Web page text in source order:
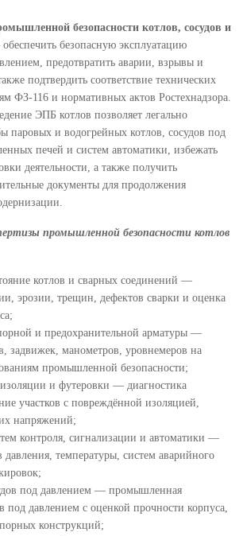
безопасности котлов, сосудов и
безопасную эксплуатацию
предотвратить аварии, взрывы и
подтвердить соответствие технических
ФЗ-116 и нормативных актов Ростехнадзора.
ЭПБ котлов позволяет легально
паровых и водогрейных котлов, сосудов под
печей и систем автоматики, избежать
деятельности, а также получить
документы для продолжения
промышленной безопасности котлов
котлов и сварных соединений —
эрозии, трещин, дефектов сварки и оценка
и предохранительной арматуры —
задвижек, манометров, уровнемеров на
промышленной безопасности;
и футеровки — диагностика
участков с повреждённой изоляцией,
напряжений;
контроля, сигнализации и автоматики —
давления, температуры, систем аварийного
под давлением — промышленная
под давлением с оценкой прочности корпуса,
конструкций;